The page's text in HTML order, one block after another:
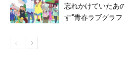
忘れかけていたあ
す“青春ラブグラ